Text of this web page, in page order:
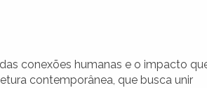
conexões humanas e o impacto
contemporânea, que busca unir